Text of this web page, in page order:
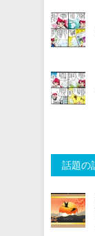
話題の